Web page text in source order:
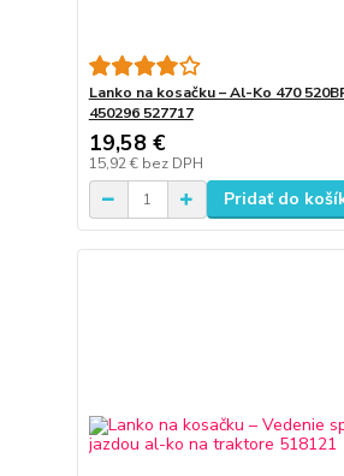
Lanko na kosačku – Al-Ko 470
450296 527717
19,58 €
15,92 € bez DPH
Pridať do